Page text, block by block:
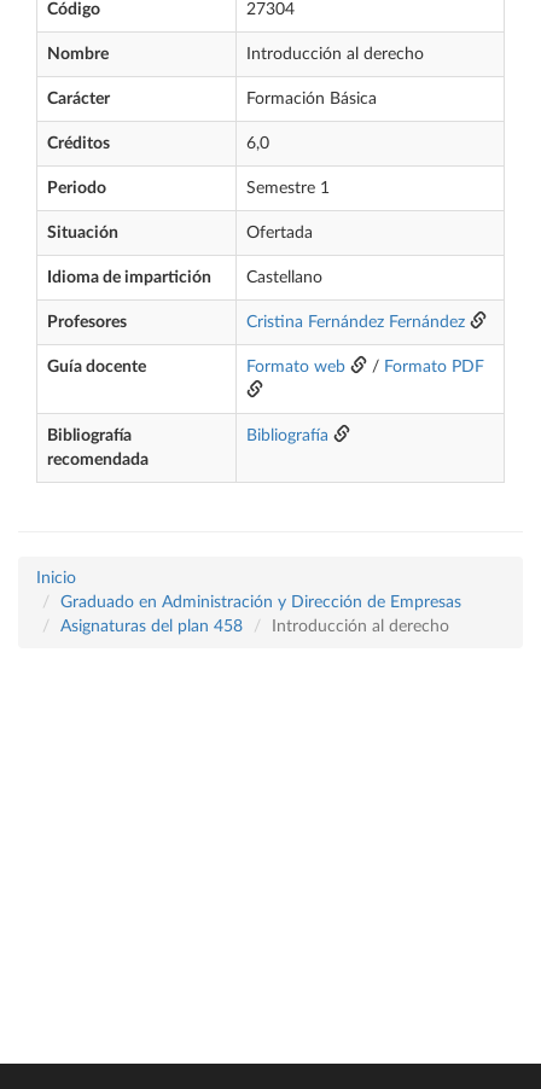
Código 27304
Nombre Introducción al derecho
Carácter Formación Básica
Créditos 6,0
Periodo Semestre 1
Situación Ofertada
Idioma de impartición Castellano
Profesores Cristina Fernández Fernández
Guía docente Formato web / Formato PDF
Bibliografía
recomendada
Bibliografía
Inicio
Graduado en Administración y Dirección de Empresas
Asignaturas del plan 458
Introducción al derecho